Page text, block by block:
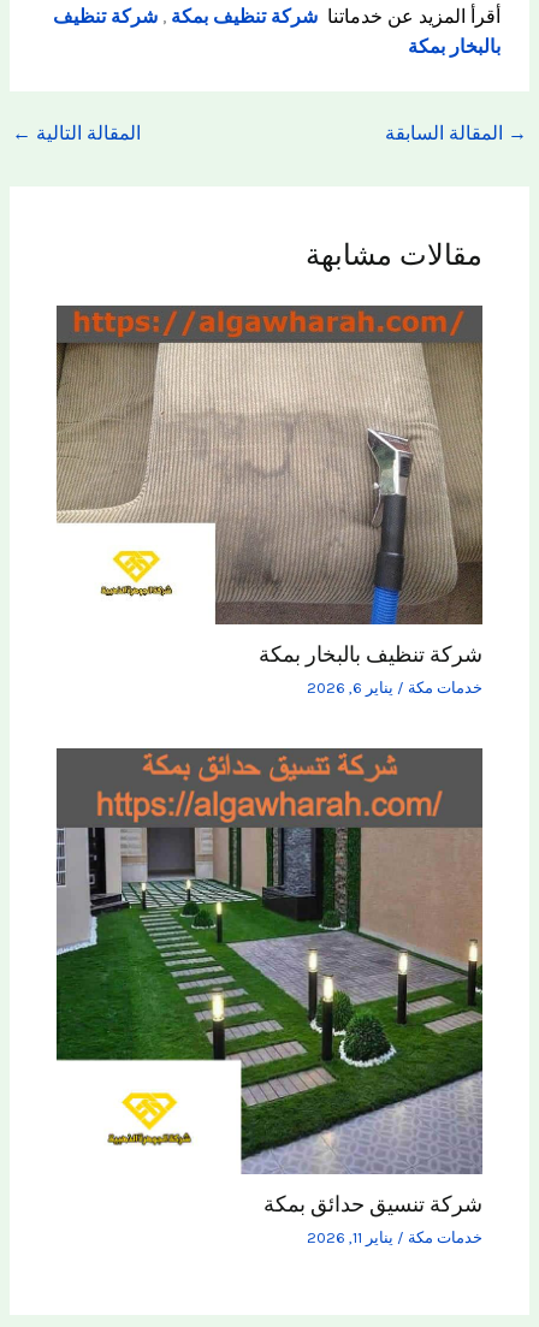
أقرأ المزيد عن خدماتنا شركة تنظيف بمكة ,شركة تنظيف
بالبخار بمكة
→ المقالة السابقة المقالة التالية ←
مقالات مشابهة
شركة تنظيف بالبخار بمكة
خدمات مكة / يناير 6, 2026
شركة تنسيق حدائق بمكة
خدمات مكة / يناير 11, 2026